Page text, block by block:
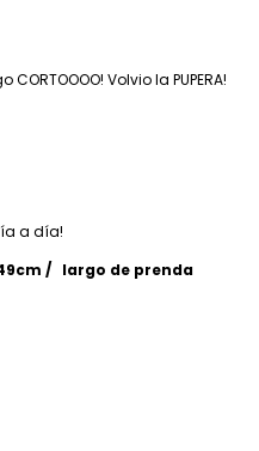
Volvio la PUPERA!
a día!
/ largo de prenda